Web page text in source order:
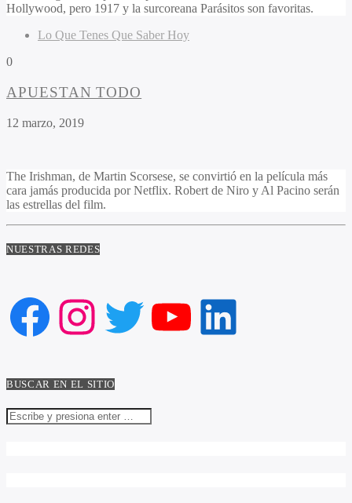
Hollywood, pero 1917 y la surcoreana Parásitos son favoritas.
Lo Que Tenes Que Saber Hoy
0
APUESTAN TODO
12 marzo, 2019
The Irishman, de Martin Scorsese, se convirtió en la película más
cara jamás producida por Netflix. Robert de Niro y Al Pacino serán
las estrellas del film.
NUESTRAS REDES
Facebook
Instagram
Twitter
YouTube
LinkedIn
BUSCAR EN EL SITIO